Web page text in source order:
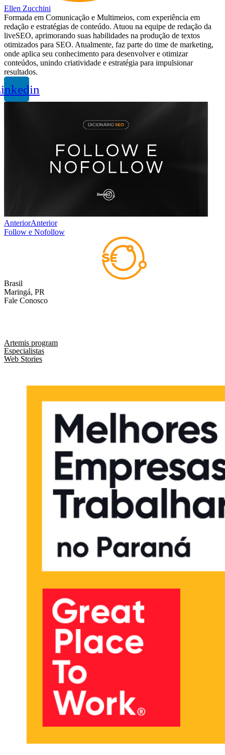
Ellen Zucchini
Formada em Comunicação e Multimeios, com experiência em
redação e estratégias de conteúdo. Atuou na equipe de redação da
liveSEO, aprimorando suas habilidades na produção de textos
otimizados para SEO. Atualmente, faz parte do time de marketing,
onde aplica seu conhecimento para desenvolver e otimizar
conteúdos, unindo criatividade e estratégia para impulsionar
resultados.
AnteriorAnterior
Follow e Nofollow
Brasil
Maringá, PR
Fale Conosco
Artemis program
Especialistas
Web Stories